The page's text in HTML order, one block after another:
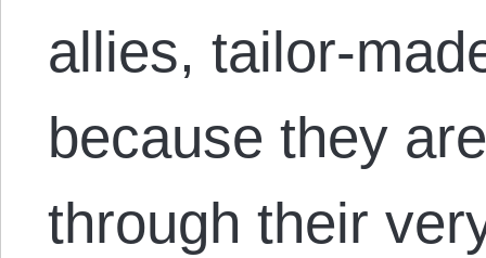
allies, tailor-
because they
through their